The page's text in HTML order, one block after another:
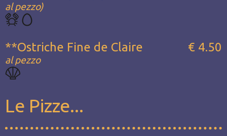
al pezzo)
**Ostriche Fine de Claire
al pezzo
€ 4.50
Le Pizze...